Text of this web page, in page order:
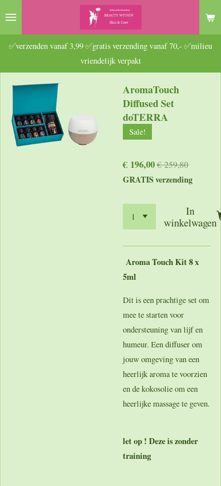
Ga
naar
hoofdinhoud
✅verzenden vanaf 3,99 ✅gratis verzending vanaf 70,- ✅milieu
vriendelijk verpakt
AromaTouch
Diffused Set
doTERRA
Sale!
€ 196,00€ 259,80
GRATIS verzending
In
winkelwagen
Aroma Touch Kit 8 x
5ml
Dit is een prachtige set om
mee te starten voor
ondersteuning van lijf en
humeur. Een diffuser om
jouw omgeving van een
heerlijk aroma te voorzien
en de kokosolie om een
heerlijke massage te geven.
let op ! Deze is zonder
training